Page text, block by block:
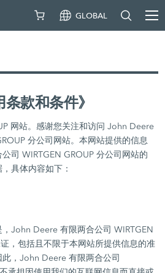
GLOBAL
条款和条件》
网站。感谢您关注和访问 John Deere
分公司网站。本网站提供的信息
司 WIRTGEN GROUP 分公司网站的
具体内容如下：
John Deere 有限两合公司 WIRTGEN
，包括且不限于本网站所提供信息的准
，John Deere 有限两合公司